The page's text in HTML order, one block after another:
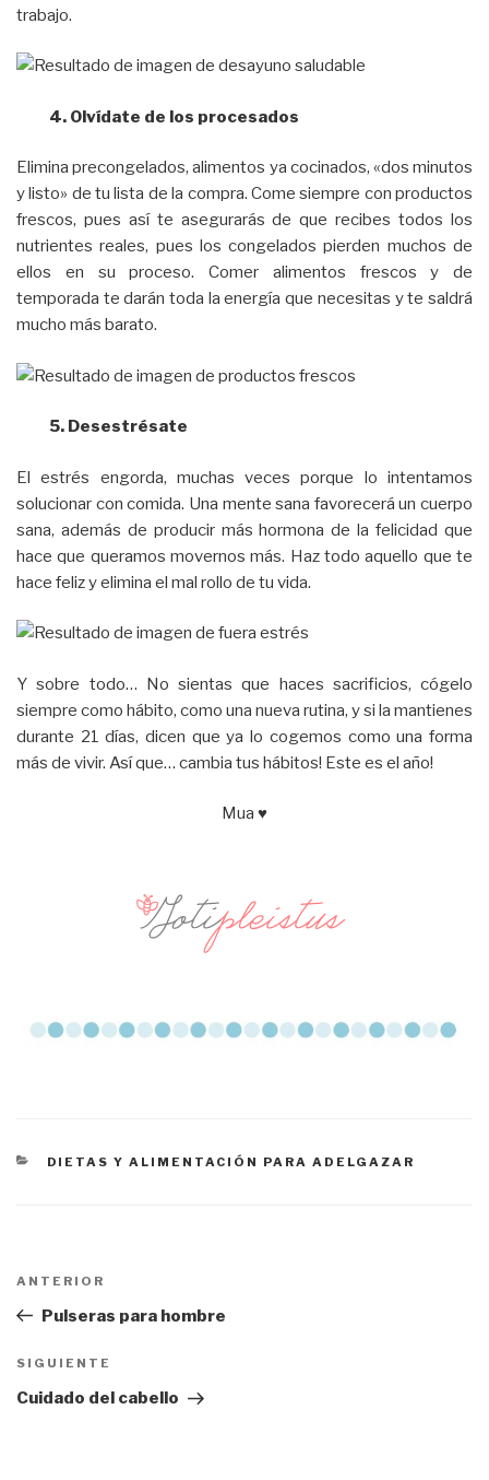
trabajo.
4. Olvídate de los procesados
Elimina precongelados, alimentos ya cocinados, «dos minutos
y listo» de tu lista de la compra. Come siempre con productos
frescos, pues así te asegurarás de que recibes todos los
nutrientes reales, pues los congelados pierden muchos de
ellos en su proceso. Comer alimentos frescos y de
temporada te darán toda la energía que necesitas y te saldrá
mucho más barato.
5. Desestrésate
El estrés engorda, muchas veces porque lo intentamos
solucionar con comida. Una mente sana favorecerá un cuerpo
sana, además de producir más hormona de la felicidad que
hace que queramos movernos más. Haz todo aquello que te
hace feliz y elimina el mal rollo de tu vida.
Y sobre todo… No sientas que haces sacrificios, cógelo
siempre como hábito, como una nueva rutina, y si la mantienes
durante 21 días, dicen que ya lo cogemos como una forma
más de vivir. Así que… cambia tus hábitos! Este es el año!
Mua ♥
CATEGORÍAS
DIETAS Y ALIMENTACIÓN PARA ADELGAZAR
Navegación
Entrada
anterior:
ANTERIOR
Pulseras para hombre
Siguiente
entrada
SIGUIENTE
Cuidado del cabello